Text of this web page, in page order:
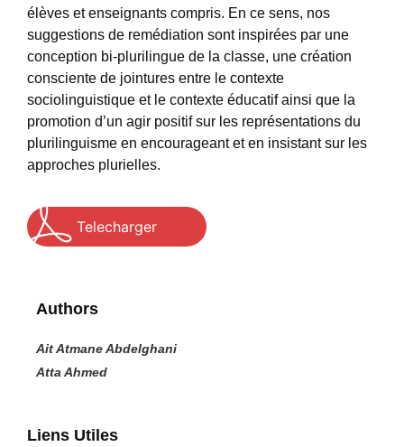
Liens Utiles
élèves et enseignants compris. En ce sens, nos
suggestions de remédiation sont inspirées par une
conception bi-plurilingue de la classe, une création
consciente de jointures entre le contexte
sociolinguistique et le contexte éducatif ainsi que la
promotion d’un agir positif sur les représentations du
plurilinguisme en encourageant et en insistant sur les
approches plurielles.
Telecharger
Authors
Ait Atmane Abdelghani
Atta Ahmed